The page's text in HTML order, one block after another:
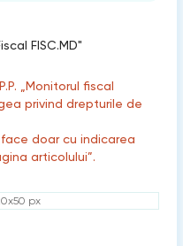
FISC.MD"
„Monitorul fiscal
privind drepturile de
doar cu indicarea
articolului”.
px